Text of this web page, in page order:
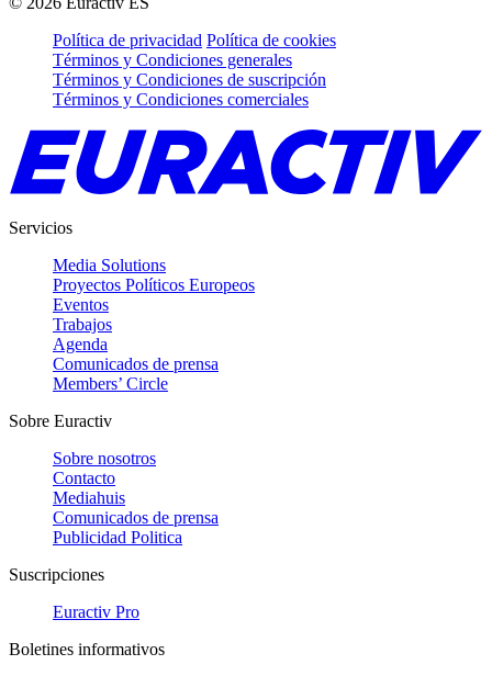
Política de privacidad Política de cookies
Términos y Condiciones generales
Términos y Condiciones de suscripción
Términos y Condiciones comerciales
Servicios
Media Solutions
Proyectos Políticos Europeos
Eventos
Trabajos
Agenda
Comunicados de prensa
Members’ Circle
Sobre Euractiv
Sobre nosotros
Contacto
Mediahuis
Comunicados de prensa
Publicidad Politica
Suscripciones
Euractiv Pro
Boletines informativos